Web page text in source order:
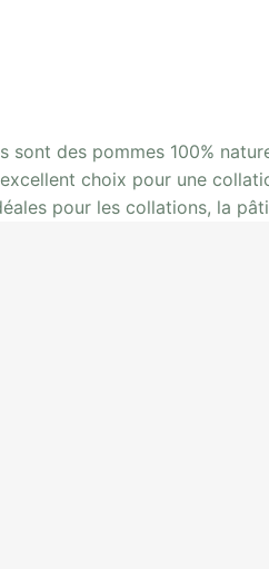
sont des pommes 100%
choix pour une
pour les collations, la